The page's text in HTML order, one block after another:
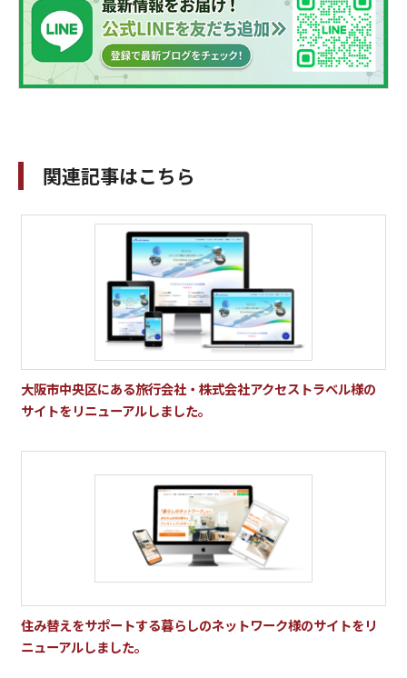
関連記事はこちら
大阪市中央区にある旅行会社・株式会社アクセストラベル様の
サイトをリニューアルしました。
住み替えをサポートする暮らしのネットワーク様のサイトをリ
ニューアルしました。